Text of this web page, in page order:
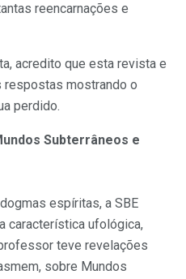
reencarnações e
acredito que esta revista e
respostas mostrando o
perdido.
Subterrâneos e
espíritas, a SBE
característica ufológica,
teve revelações
sobre Mundos